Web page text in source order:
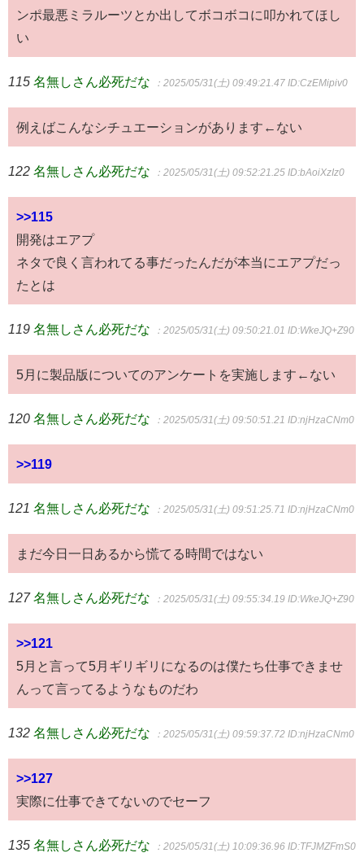
ンポ最悪ミラルーツとか出してボコボコに叩かれてほし
い
115 名無しさん必死だな ：2025/05/31(土) 09:49:21.47 ID:CzEMipiv0
例えばこんなシチュエーションがあります←ない
122 名無しさん必死だな ：2025/05/31(土) 09:52:21.25 ID:bAoiXzIz0
>>115
開発はエアプ
ネタで良く言われてる事だったんだが本当にエアプだっ
たとは
119 名無しさん必死だな ：2025/05/31(土) 09:50:21.01 ID:WkeJQ+Z90
5月に製品版についてのアンケートを実施します←ない
120 名無しさん必死だな ：2025/05/31(土) 09:50:51.21 ID:njHzaCNm0
>>119
121 名無しさん必死だな ：2025/05/31(土) 09:51:25.71 ID:njHzaCNm0
まだ今日一日あるから慌てる時間ではない
127 名無しさん必死だな ：2025/05/31(土) 09:55:34.19 ID:WkeJQ+Z90
>>121
5月と言って5月ギリギリになるのは僕たち仕事できませ
んって言ってるようなものだわ
132 名無しさん必死だな ：2025/05/31(土) 09:59:37.72 ID:njHzaCNm0
>>127
実際に仕事できてないのでセーフ
135 名無しさん必死だな ：2025/05/31(土) 10:09:36.96 ID:TFJMZFmS0